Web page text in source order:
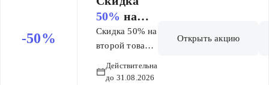
ОФЛАЙН
покупке
-50%
50% на
второй
товар в
чеке на
Топикрем
Скидка 50% на
второй товар в
Топикрем
Действительна
до 31.08.2026
Открыть акцию